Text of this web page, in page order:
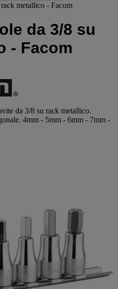
metallico - Facom
da 3/8 su
- Facom
da 3/8 su rack metallico.
4mm - 5mm - 6mm - 7mm -